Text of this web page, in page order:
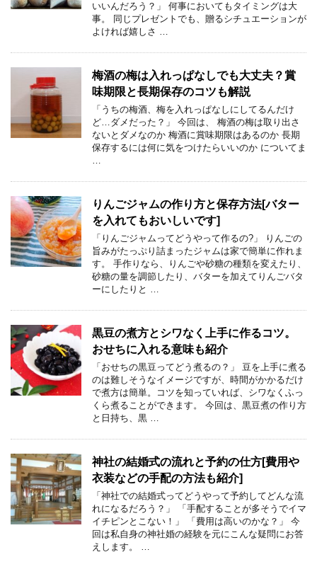
いいんだろう？」 何事においてもタイミングは大
事。 同じプレゼントでも、贈るシチュエーションが
よければ嬉しさ …
梅酒の梅は入れっぱなしでも大丈夫？賞
味期限と長期保存のコツも解説
「うちの梅酒、梅を入れっぱなしにしてるんだけ
ど…ダメだった？」 今回は、 梅酒の梅は取り出さ
ないとダメなのか 梅酒に賞味期限はあるのか 長期
保存するには何に気をつけたらいいのか についてま
…
りんごジャムの作り方と保存方法[バター
を入れてもおいしいです]
「りんごジャムってどうやって作るの?」 りんごの
旨みがたっぷり詰まったジャムは家で簡単に作れま
す。 手作りなら、りんごや砂糖の種類を変えたり、
砂糖の量を調節したり、バターを加えてりんごバタ
ーにしたりと …
黒豆の煮方とシワなく上手に作るコツ。
おせちに入れる意味も紹介
「おせちの黒豆ってどう煮るの？」 豆を上手に煮る
のは難しそうなイメージですが、時間がかかるだけ
で煮方は簡単。コツを知っていれば、シワなくふっ
くら煮ることができます。 今回は、黒豆煮の作り方
と日持ち、黒 …
神社の結婚式の流れと予約の仕方[費用や
衣装などの手配の方法も紹介]
「神社での結婚式ってどうやって予約してどんな流
れになるだろう？」 「手配することが多そうでイマ
イチピンとこない！」 「費用は高いのかな？」 今
回は私自身の神社婚の経験を元にこんな疑問にお答
えします。 …